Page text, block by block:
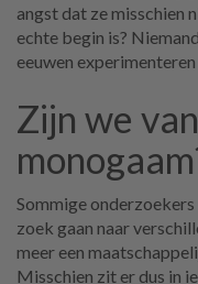
angst dat ze misschien
echte begin is?
eeuwen
Zijn we
Sommige
zoek gaan naar
meer een
Misschien zit er dus in